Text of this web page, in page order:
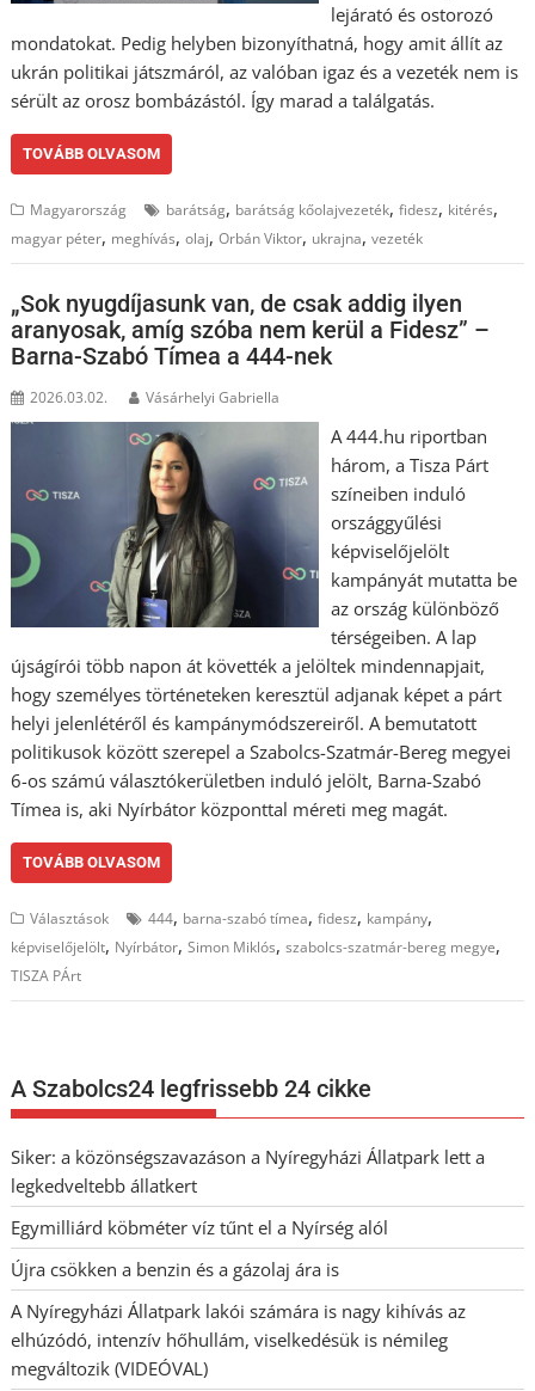
lejárató és ostorozó
mondatokat. Pedig helyben bizonyíthatná, hogy amit állít az
ukrán politikai játszmáról, az valóban igaz és a vezeték nem is
sérült az orosz bombázástól. Így marad a találgatás.
TOVÁBB OLVASOM
Magyarország barátság, barátság kőolajvezeték,fidesz, kitérés,
magyar péter, meghívás,olaj,Orbán Viktor, ukrajna,vezeték
„Sok nyugdíjasunk van, de csak addig ilyen
aranyosak, amíg szóba nem kerül a Fidesz” –
Barna-Szabó Tímea a 444-nek
2026.03.02. Vásárhelyi Gabriella
A 444.hu riportban
három, a Tisza Párt
színeiben induló
országgyűlési
képviselőjelölt
kampányát mutatta be
az ország különböző
térségeiben. A lap
újságírói több napon át követték a jelöltek mindennapjait,
hogy személyes történeteken keresztül adjanak képet a párt
helyi jelenlétéről és kampánymódszereiről. A bemutatott
politikusok között szerepel a Szabolcs-Szatmár-Bereg megyei
6-os számú választókerületben induló jelölt, Barna-Szabó
Tímea is, aki Nyírbátor központtal méreti meg magát.
TOVÁBB OLVASOM
Választások 444, barna-szabó tímea,fidesz, kampány,
képviselőjelölt, Nyírbátor,Simon Miklós,szabolcs-szatmár-bereg megye,
TISZA PÁrt
A Szabolcs24 legfrissebb 24 cikke
Siker: a közönségszavazáson a Nyíregyházi Állatpark lett a
legkedveltebb állatkert
Egymilliárd köbméter víz tűnt el a Nyírség alól
Újra csökken a benzin és a gázolaj ára is
A Nyíregyházi Állatpark lakói számára is nagy kihívás az
elhúzódó, intenzív hőhullám, viselkedésük is némileg
megváltozik (VIDEÓVAL)